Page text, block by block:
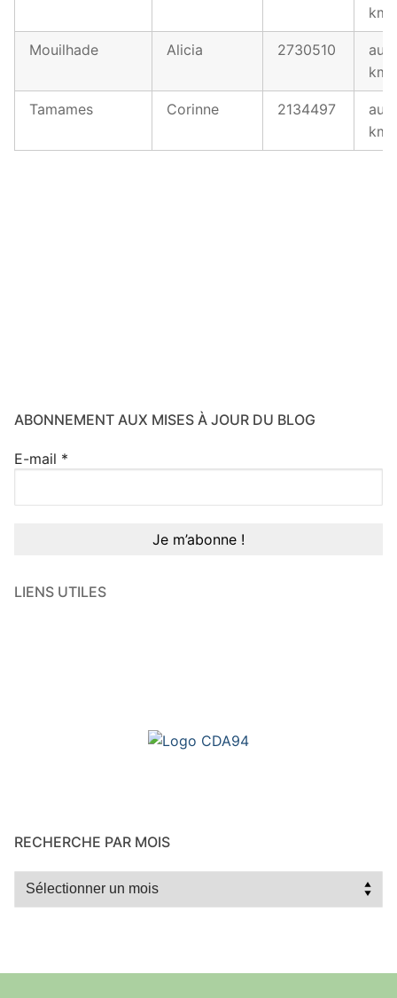
km
Mouilhade Alicia 2730510
au
km
Tamames Corinne 2134497
au
km
ABONNEMENT AUX MISES À JOUR DU BLOG
E-mail *
LIENS UTILES
RECHERCHE PAR MOIS
Recherche